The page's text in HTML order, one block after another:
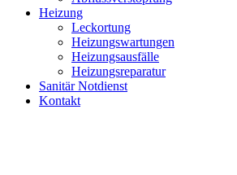
Heizung
Leckortung
Heizungswartungen
Heizungsausfälle
Heizungsreparatur
Sanitär Notdienst
Kontakt